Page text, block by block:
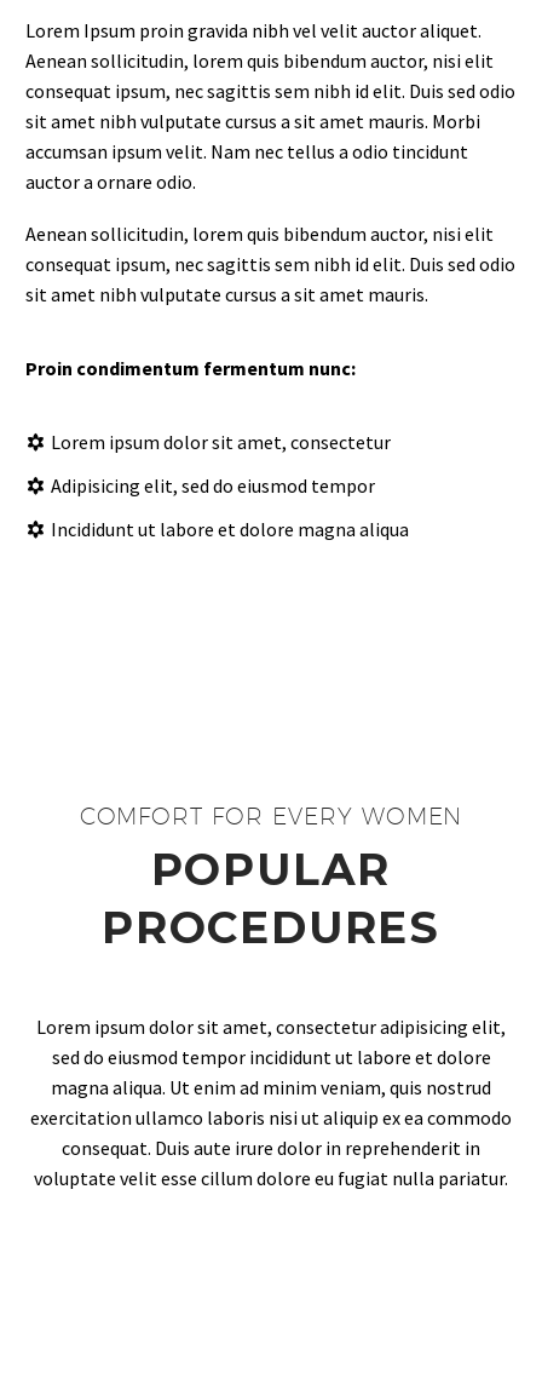
Lorem Ipsum proin gravida nibh vel velit auctor aliquet.
Aenean sollicitudin, lorem quis bibendum auctor, nisi elit
consequat ipsum, nec sagittis sem nibh id elit. Duis sed odio
sit amet nibh vulputate cursus a sit amet mauris. Morbi
accumsan ipsum velit. Nam nec tellus a odio tincidunt
auctor a ornare odio.
Aenean sollicitudin, lorem quis bibendum auctor, nisi elit
consequat ipsum, nec sagittis sem nibh id elit. Duis sed odio
sit amet nibh vulputate cursus a sit amet mauris.
Proin condimentum fermentum nunc:
Lorem ipsum dolor sit amet, consectetur
Adipisicing elit, sed do eiusmod tempor
Incididunt ut labore et dolore magna aliqua
COMFORT FOR EVERY WOMEN
POPULAR
PROCEDURES
Lorem ipsum dolor sit amet, consectetur adipisicing elit,
sed do eiusmod tempor incididunt ut labore et dolore
magna aliqua. Ut enim ad minim veniam, quis nostrud
exercitation ullamco laboris nisi ut aliquip ex ea commodo
consequat. Duis aute irure dolor in reprehenderit in
voluptate velit esse cillum dolore eu fugiat nulla pariatur.